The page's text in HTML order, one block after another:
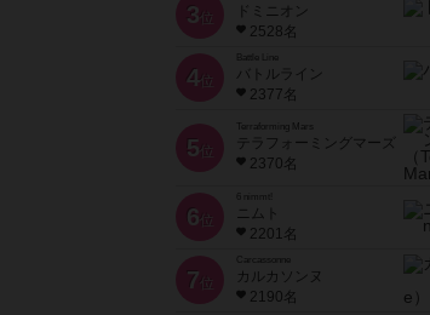
3 位
ドミニオン
2528名
4位
Battle Line
バトルライン
2377名
5 位
Terraforming Mars
テラフォーミングマーズ
2370名
6 位
ニムト
2201名
7 位
Carcassonne
カルカソンヌ
2190名